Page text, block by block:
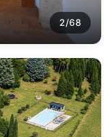
2/68